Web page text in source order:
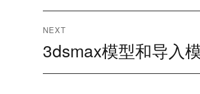
导
航
NEXT
Next
post:
3dsmax模型和导入